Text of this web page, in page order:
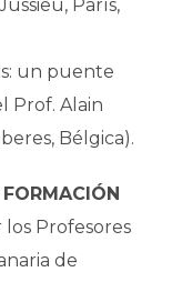
París,
un puente
Prof. Alain
Bélgica).
los Profesores
de